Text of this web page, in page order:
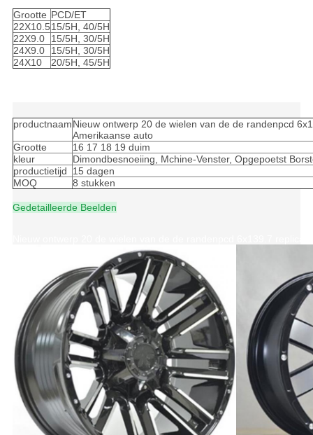
Grootte PCD/ET
22X10.515/5H, 40/5H
22X9.0
15/5H, 30/5H
24X9.0
15/5H, 30/5H
24X10
20/5H, 45/5H
productnaamNieuw ontwerp 20 de wielen van de de randenpcd
Amerikaanse auto
Grootte
16 17 18 19 duim
kleur
Dimondbesnoeiing, Mchine-Venster, Opgepoetst
productietijd
15 dagen
MOQ
8 stukken
Gedetailleerde Beelden